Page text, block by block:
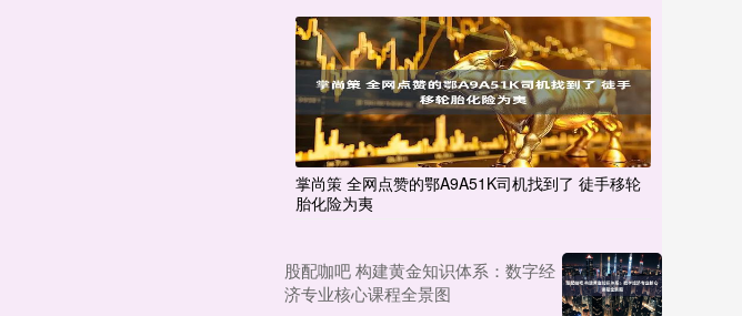
掌尚策 全网点赞的鄂A9A51K司机找到了 徒手移轮
胎化险为夷
股配咖吧 构建黄金知识体系：数字经
济专业核心课程全景图